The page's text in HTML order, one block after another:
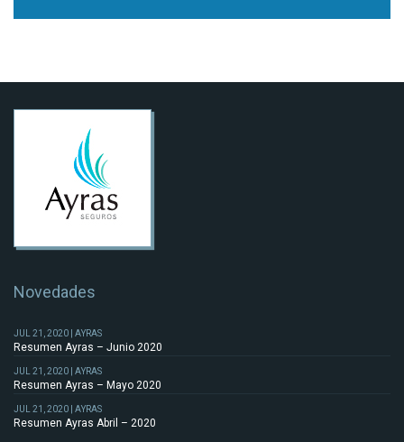
Novedades
JUL 21, 2020 | AYRAS
Resumen Ayras – Junio 2020
JUL 21, 2020 | AYRAS
Resumen Ayras – Mayo 2020
JUL 21, 2020 | AYRAS
Resumen Ayras Abril – 2020